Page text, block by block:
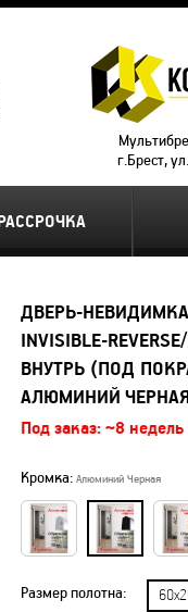
г.Брест,
ДВЕРЬ-
INVISIBLE-
ВНУТРЬ (ПОД
АЛЮМИНИЙ
Под заказ: ~8 недель
Кромка: Алюминий Черная
Размер полотна: